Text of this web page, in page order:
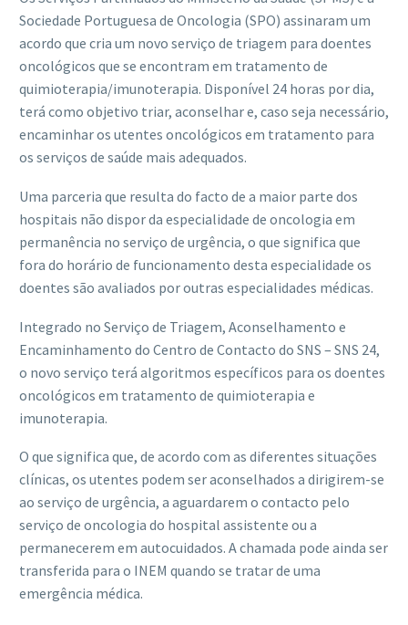
Sociedade Portuguesa de Oncologia (SPO) assinaram um
acordo que cria um novo serviço de triagem para doentes
oncológicos que se encontram em tratamento de
quimioterapia/imunoterapia. Disponível 24 horas por dia,
terá como objetivo triar, aconselhar e, caso seja necessário,
encaminhar os utentes oncológicos em tratamento para
os serviços de saúde mais adequados.
Uma parceria que resulta do facto de a maior parte dos
hospitais não dispor da especialidade de oncologia em
permanência no serviço de urgência, o que significa que
fora do horário de funcionamento desta especialidade os
doentes são avaliados por outras especialidades médicas.
Integrado no Serviço de Triagem, Aconselhamento e
Encaminhamento do Centro de Contacto do SNS – SNS 24,
o novo serviço terá algoritmos específicos para os doentes
oncológicos em tratamento de quimioterapia e
imunoterapia.
O que significa que, de acordo com as diferentes situações
clínicas, os utentes podem ser aconselhados a dirigirem-se
ao serviço de urgência, a aguardarem o contacto pelo
serviço de oncologia do hospital assistente ou a
permanecerem em autocuidados. A chamada pode ainda ser
transferida para o INEM quando se tratar de uma
emergência médica.